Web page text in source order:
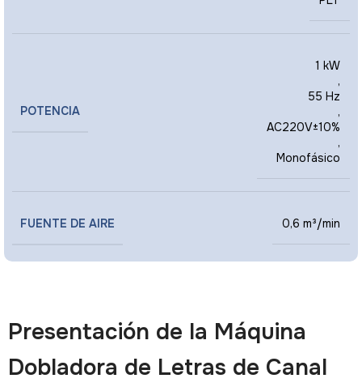
POTENCIA
1 kW
,
55 Hz
,
AC220V±10%
,
Monofásico
FUENTE DE AIRE 0,6 m³/min
Presentación de la Máquina
Dobladora de Letras de Canal